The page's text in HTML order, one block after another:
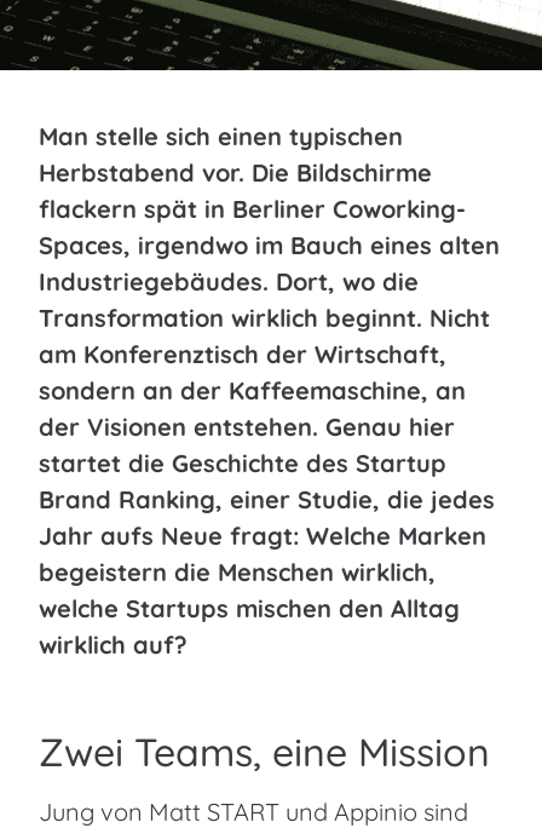
Man stelle sich einen typischen
Herbstabend vor. Die Bildschirme
flackern spät in Berliner Coworking-
Spaces, irgendwo im Bauch eines alten
Industriegebäudes. Dort, wo die
Transformation wirklich beginnt. Nicht
am Konferenztisch der Wirtschaft,
sondern an der Kaffeemaschine, an
der Visionen entstehen. Genau hier
startet die Geschichte des Startup
Brand Ranking, einer Studie, die jedes
Jahr aufs Neue fragt: Welche Marken
begeistern die Menschen wirklich,
welche Startups mischen den Alltag
wirklich auf?
Zwei Teams, eine Mission
Jung von Matt START und Appinio sind